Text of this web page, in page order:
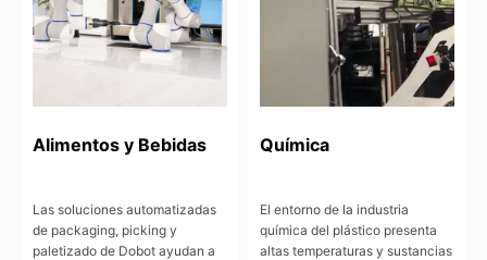
Alimentos y Bebidas
Las soluciones automatizadas
de packaging, picking y
paletizado de Dobot ayudan a
Química
El entorno de la industria
química del plástico presenta
altas temperaturas y sustancias